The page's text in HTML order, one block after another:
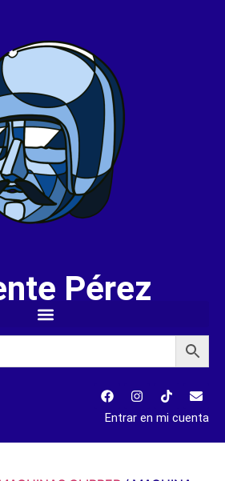
Pérez
Entrar en mi cuenta